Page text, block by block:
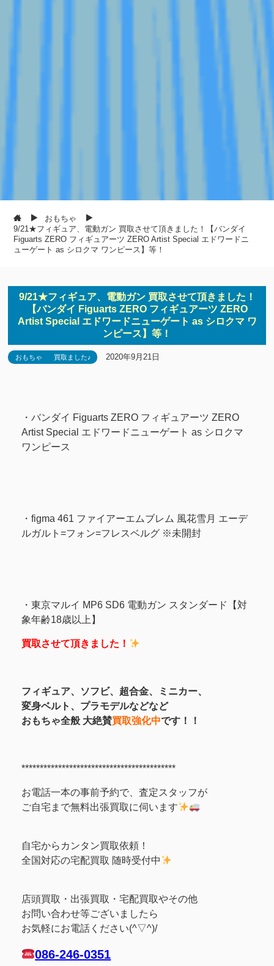
おもちゃ
9/21★フィギュア、電動ガン 買取させて頂きました！【バンダイ
Figuarts ZERO フィギュアーツ ZERO Artist Special エドワードニ
ューゲート as シロクマ ワンピース】等！
9/21★フィギュア、電動ガン 買取させて頂きました！
【バンダイ Figuarts ZERO フィギュアーツ ZERO
Artist Special エドワードニューゲート as シロクマ ワ
ンピース】等！
おもちゃ 買取ました♪ 2020年9月21日
・バンダイ Figuarts ZERO フィギュアーツ ZERO
Artist Special エドワードニューゲート as シロクマ
ワンピース
・figma 461 ファイアーエムブレム 風花雪月 エーデ
ルガルト=フォン=フレスベルグ ※未開封
・東京マルイ MP6 SD6 電動ガン スタンダード【対
象年齢18歳以上】
買取させて頂きました！
フィギュア、
ソフビ、超合金、ミニカー、
変身ベルト、プラモデルなどなど
おもちゃ全般 大絶賛買取強化中です！！
******************************************
お電話一本の事前予約で、査定スタッフが
ご自宅まで無料出張買取に伺います
自宅からカンタン買取依頼！
全国対応の宅配買取 随時受付中
店頭買取・出張買取・宅配買取やその他
お問い合わせ等ございましたら
お気軽にお電話ください(^▽^)/
086-246-0351